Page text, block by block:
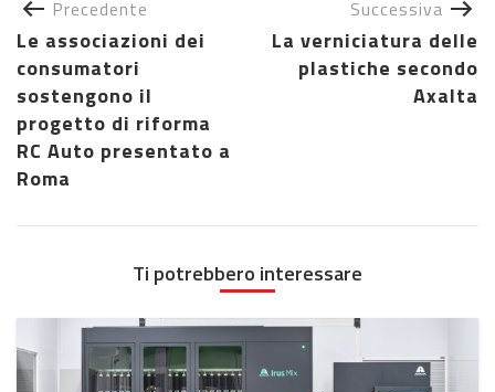
Precedente
Le associazioni dei
consumatori
sostengono il
progetto di riforma
RC Auto presentato a
Roma
Successiva
La verniciatura delle
plastiche secondo
Axalta
Ti potrebbero interessare